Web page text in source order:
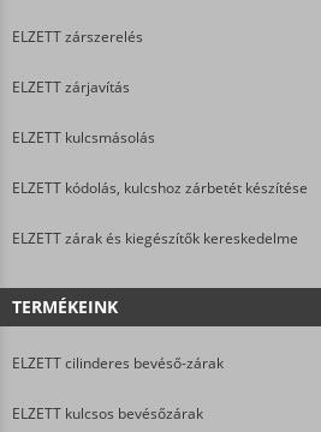
ELZETT zárszerelés
ELZETT zárjavítás
ELZETT kulcsmásolás
ELZETT kódolás, kulcshoz zárbetét készítése
ELZETT zárak és kiegészítők kereskedelme
TERMÉKEINK
ELZETT cilinderes bevéső-zárak
ELZETT kulcsos bevésőzárak